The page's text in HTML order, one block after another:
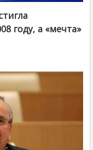
году, а «мечта»